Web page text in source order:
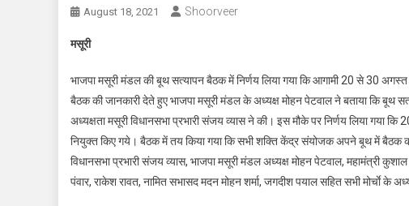
August 18, 2021 Shoorveer
मसूरी
भाजपा मसूरी मंडल की बूथ सत्यापन बैठक में निर्णय लिया गया कि आगामी 20 से 30 अगस्त
बैठक की जानकारी देते हुए भाजपा मसूरी मंडल के अध्यक्ष मोहन पेटवाल ने बताया कि
अध्यक्षता मसूरी विधानसभा प्रभारी संजय व्यास ने की। इस मौके पर निर्णय लिया गया
नियुक्त किए गये। बैठक में तय किया गया कि सभी शक्ति केंद्र संयोजक अपने बूथ में बैठक
विधानसभा प्रभारी संजय व्यास, भाजपा मसूरी मंडल अध्यक्ष मोहन पेटवाल, महामंत्री कुशाल
पंवार, राकेश रावत, नामित सभासद मदन मोहन शर्मा, जगदीश पयाल सहित सभी मोर्चाे के